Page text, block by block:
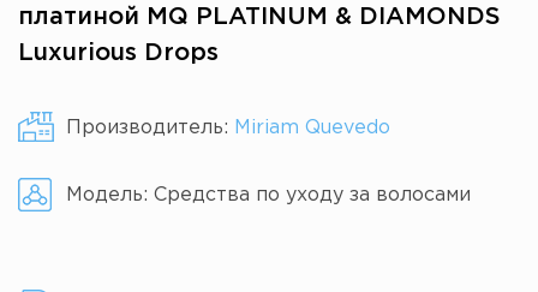
платиной MQ PLATINUM & DIAMONDS
Luxurious Drops
Производитель: Miriam Quevedo
Модель: Средства по уходу за волосами